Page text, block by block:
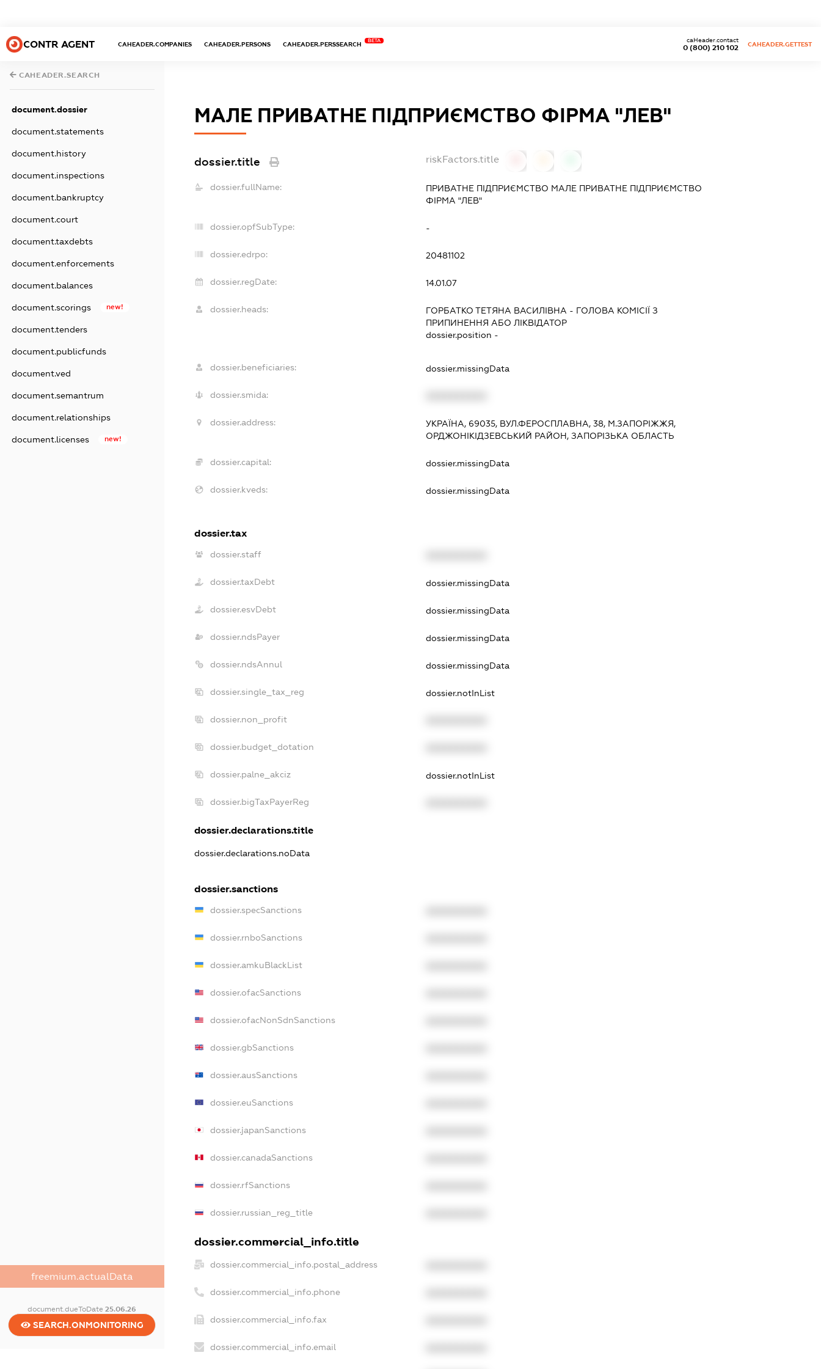
CONTR AGENT CAHEADER.COMPANIES CAHEADER.PERSONS CAHEADER.PERSSEARCH
BETA
0 (800) 210 102
caHeader.contact
CAHEADER.GETTEST
CAHEADER.SEARCH
document.dossier
document.statements
document.history
document.inspections
document.bankruptcy
document.court
document.taxdebts
document.enforcements
document.balances
document.scorings new!
document.tenders
document.publicfunds
document.ved
document.semantrum
document.relationships
document.licenses new!
freemium.actualData
document.dueToDate25.06.26
SEARCH.ONMONITORING
МАЛЕ ПРИВАТНЕ ПІДПРИЄМСТВО ФІРМА "ЛЕВ"
dossier.title riskFactors.title
dossier.fullName:
ПРИВАТНЕ ПІДПРИЄМСТВО МАЛЕ ПРИВАТНЕ ПІДПРИЄМСТВО
ФІРМА "ЛЕВ"
dossier.opfSubType: -
dossier.edrpo: 20481102
dossier.regDate: 14.01.07
dossier.heads: ГОРБАТКО ТЕТЯНА ВАСИЛІВНА - ГОЛОВА КОМІСІЇ З
ПРИПИНЕННЯ АБО ЛІКВІДАТОР
dossier.position -
dossier.beneficiaries: dossier.missingData
dossier.smida:
dossier.address:
УКРАЇНА, 69035, ВУЛ.ФЕРОСПЛАВНА, 38, М.ЗАПОРІЖЖЯ,
ОРДЖОНІКІДЗЕВСЬКИЙ РАЙОН, ЗАПОРІЗЬКА ОБЛАСТЬ
dossier.capital: dossier.missingData
dossier.kveds: dossier.missingData
dossier.tax
dossier.staff
dossier.taxDebt dossier.missingData
dossier.esvDebt dossier.missingData
dossier.ndsPayer dossier.missingData
dossier.ndsAnnul dossier.missingData
dossier.single_tax_reg dossier.notInList
dossier.non_profit
dossier.budget_dotation
dossier.palne_akciz dossier.notInList
dossier.bigTaxPayerReg
dossier.declarations.title
dossier.declarations.noData
dossier.sanctions
dossier.specSanctions
dossier.rnboSanctions
dossier.amkuBlackList
dossier.ofacSanctions
dossier.ofacNonSdnSanctions
dossier.gbSanctions
dossier.ausSanctions
dossier.euSanctions
dossier.japanSanctions
dossier.canadaSanctions
dossier.rfSanctions
dossier.russian_reg_title
dossier.commercial_info.title
dossier.commercial_info.postal_address
dossier.commercial_info.phone
dossier.commercial_info.fax
dossier.commercial_info.email